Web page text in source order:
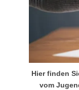
Hier finden
vom